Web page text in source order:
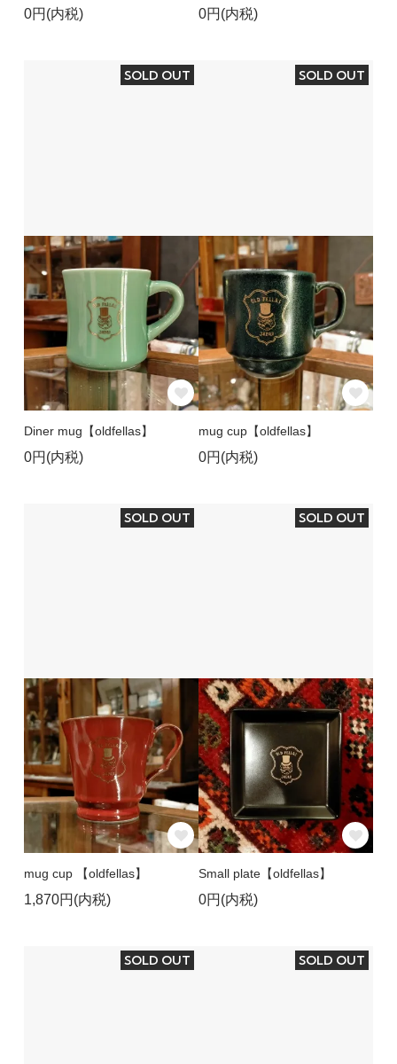
0円(内税) 0円(内税)
SOLD OUT
Diner mug【oldfellas】
0円(内税)
SOLD OUT
mug cup【oldfellas】
0円(内税)
SOLD OUT
mug cup 【oldfellas】
1,870円(内税)
SOLD OUT
Small plate【oldfellas】
0円(内税)
SOLD OUT SOLD OUT